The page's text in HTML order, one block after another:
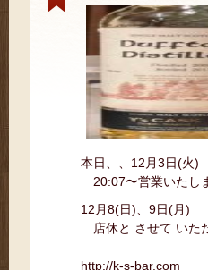
本日、、12月3日(火)
20:07〜営業いたし
12月8(日)、9日(月)
店休と させて いた
http://k-s-bar.com